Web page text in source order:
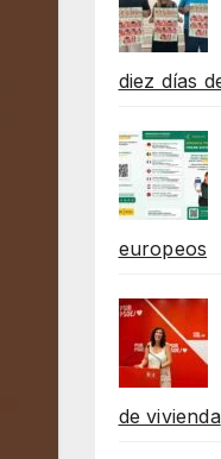
diez días
europeos
de vivienda